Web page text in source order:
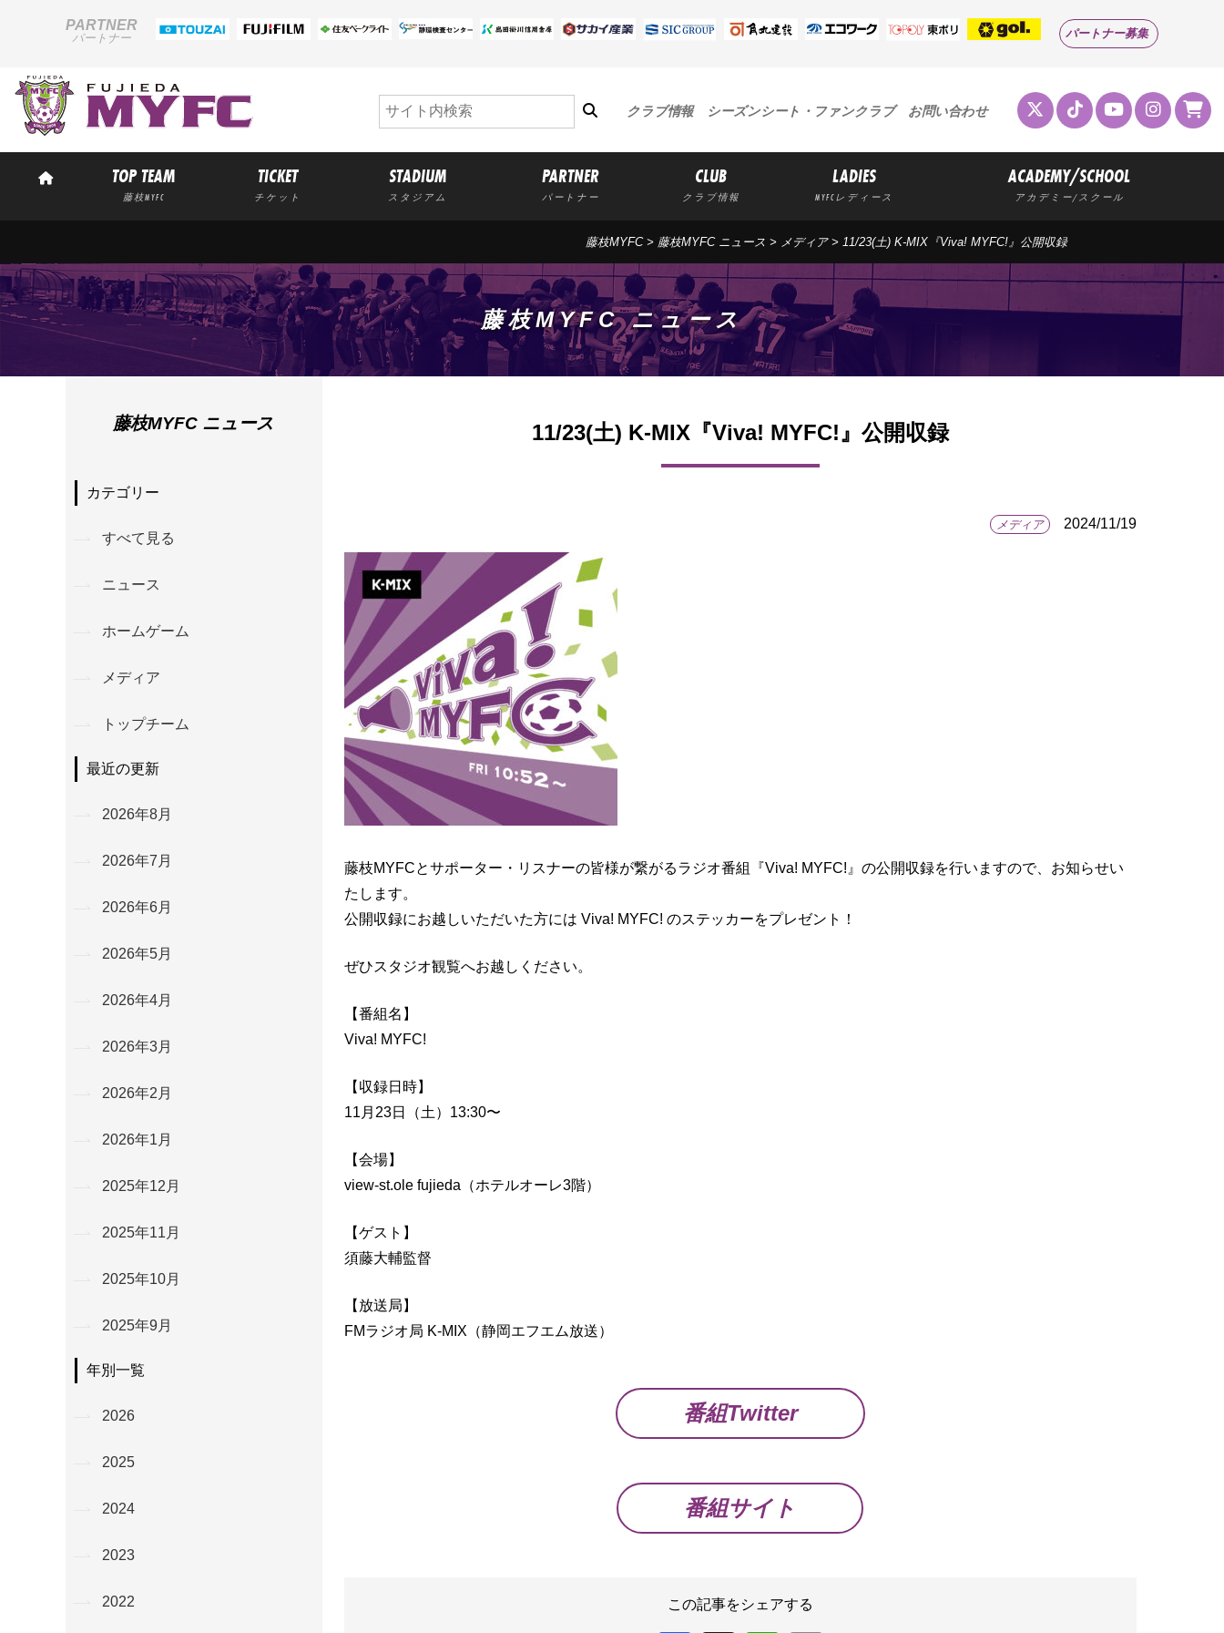
PARTNER
パートナー パートナー募集
クラブ情報 シーズンシート・ファンクラブ お問い合わせ
TOP TEAM
藤枝MYFC
TICKET
チケット
STADIUM
スタジアム
PARTNER
パートナー
CLUB
クラブ情報
LADIES
MYFCレディース
ACADEMY/SCHOOL
アカデミー/スクール
藤枝MYFC> 藤枝MYFC ニュース > メディア> 11/23(土) K-MIX『Viva! MYFC!』公開収録
藤枝MYFC ニュース
11/23(土) K-MIX『Viva! MYFC!』公開収録
メディア 2024/11/19
藤枝MYFCとサポーター・リスナーの皆様が繋がるラジオ番組『Viva! MYFC!』の公開収録を行いますので、お知らせい
たします。
公開収録にお越しいただいた方には Viva! MYFC! のステッカーをプレゼント！
ぜひスタジオ観覧へお越しください。
【番組名】
Viva! MYFC!
【収録日時】
11月23日（土）13:30〜
【会場】
view-st.ole fujieda（ホテルオーレ3階）
【ゲスト】
須藤大輔監督
【放送局】
FMラジオ局 K-MIX（静岡エフエム放送）
番組Twitter
番組サイト
この記事をシェアする
藤枝MYFC ニュース
カテゴリー
すべて見る
ニュース
ホームゲーム
メディア
トップチーム
最近の更新
2026年8月
2026年7月
2026年6月
2026年5月
2026年4月
2026年3月
2026年2月
2026年1月
2025年12月
2025年11月
2025年10月
2025年9月
年別一覧
2026
2025
2024
2023
2022